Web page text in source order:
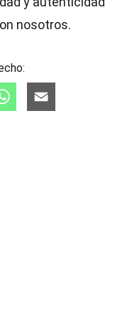
nosotros.